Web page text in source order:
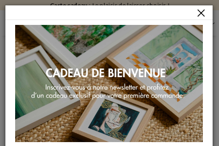
Carte cadeau: Le plaisir de laisser choisir !
PEINTURES PEINTURES PAR FORMAT
PEINTURES PETIT FORMAT
AVEC MAMAN
Peinture Avec Maman par Sie Evelyne | Tableau Figuratif
Scènes de vie Acrylique